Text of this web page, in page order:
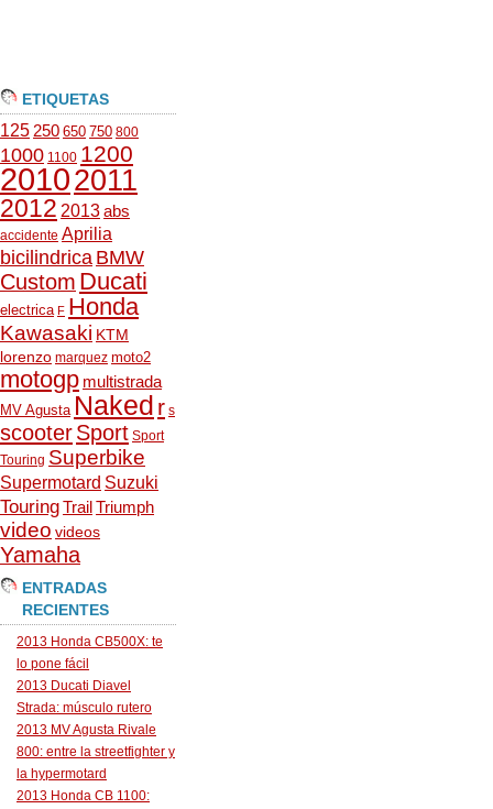
ETIQUETAS
125 250 650 750 800
1000 1100 1200
20102011
2012 2013abs
accidente Aprilia
bicilindrica BMW
Custom Ducati
electrica F Honda
Kawasaki KTM
lorenzo marquez moto2
motogp multistrada
MV Agusta Naked r s
scooterSport Sport
Touring Superbike
Supermotard Suzuki
TouringTrailTriumph
video videos
Yamaha
ENTRADAS
RECIENTES
2013 Honda CB500X: te
lo pone fácil
2013 Ducati Diavel
Strada: músculo rutero
2013 MV Agusta Rivale
800: entre la streetfighter y
la hypermotard
2013 Honda CB 1100: